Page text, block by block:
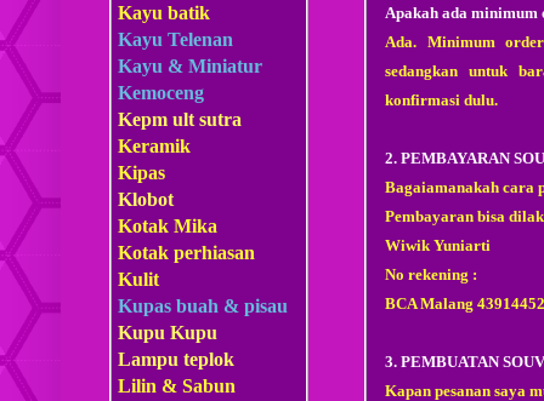
Apakah ada minimum
Ada. Minimum
sedangkan untuk
konfirmasi dulu.
2. PEMBAYARAN
Bagaiamanakah cara
Pembayaran bisa
Wiwik Yuniarti
No rekening :
BCA Malang
3. PEMBUATAN
Kapan pesanan saya
Kayu batik
Kayu Telenan
Kayu & Miniatur
Kemoceng
Kepm ult sutra
Keramik
Kipas
Klobot
Kotak Mika
Kotak perhiasan
Kulit
Kupas buah & pisau
Kupu Kupu
Lampu teplok
Lilin & Sabun